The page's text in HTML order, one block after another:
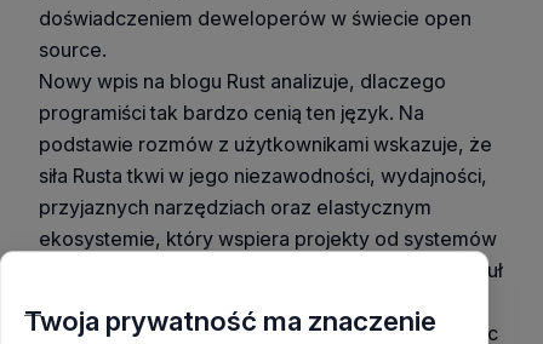
doświadczeniem deweloperów w świecie open
source.
Nowy wpis na blogu Rust analizuje, dlaczego
programiści tak bardzo cenią ten język. Na
podstawie rozmów z użytkownikami wskazuje, że
siła Rusta tkwi w jego niezawodności, wydajności,
przyjaznych narzędziach oraz elastycznym
ekosystemie, który wspiera projekty od systemów
wbudowanych po infrastrukturę chmurową. Artykuł
asynchroniczne i odkrywanie bibliotek, proponując
Twoja prywatność ma znaczenie